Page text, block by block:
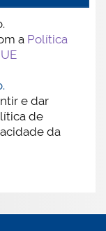
a Política
e dar
de
da